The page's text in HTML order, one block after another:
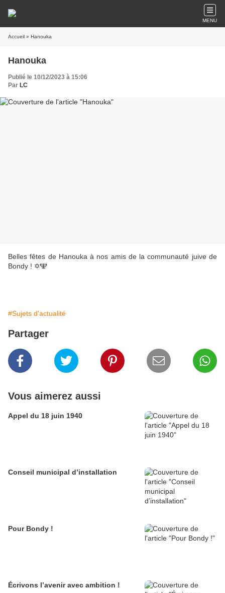
MENU
Accueil » Hanouka
Hanouka
Publié le 10/12/2023 à 15:06
Par LC
Belles fêtes de Hanouka à nos amis de la communauté juive de
Bondy ! ✡️🕎
#Sujets d'actualité
Partager
Vous aimerez aussi
Appel du 18 juin 1940
Conseil municipal d’installation
Pour Bondy !
Écrivons l’avenir avec ambition !